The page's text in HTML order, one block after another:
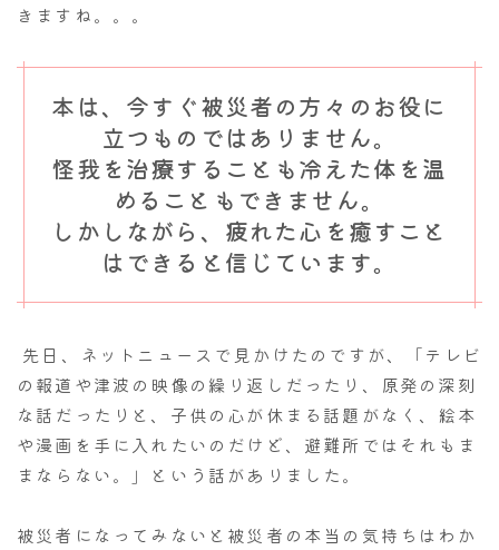
きますね。。。
本は、今すぐ被災者の方々のお役に
立つものではありません。
怪我を治療することも冷えた体を温
めることもできません。
しかしながら、疲れた心を癒すこと
はできると信じています。
先日、ネットニュースで見かけたのですが、「テレビ
の報道や津波の映像の繰り返しだったり、原発の深刻
な話だったりと、子供の心が休まる話題がなく、絵本
や漫画を手に入れたいのだけど、避難所ではそれもま
まならない。」という話がありました。
被災者になってみないと被災者の本当の気持ちはわか